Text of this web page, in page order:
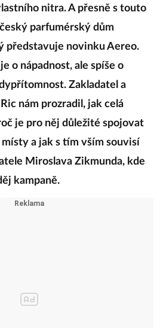
nitra. A přesně s touto
parfumérský dům
představuje novinku Aereo.
o nápadnost, ale spíše o
Zakladatel a
nám prozradil, jak celá
je pro něj důležité spojovat
a jak s tím vším souvisí
Miroslava Zikmunda, kde
kampaně.